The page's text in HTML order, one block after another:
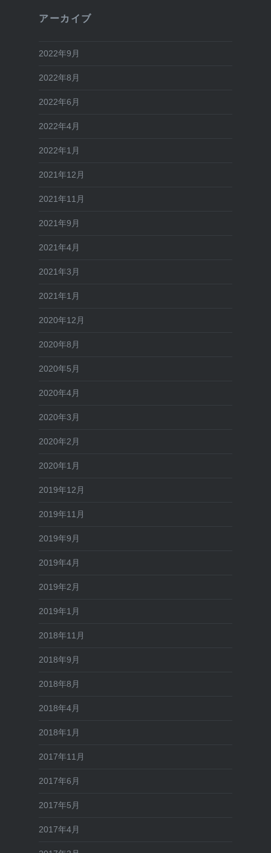
アーカイブ
2022年9月
2022年8月
2022年6月
2022年4月
2022年1月
2021年12月
2021年11月
2021年9月
2021年4月
2021年3月
2021年1月
2020年12月
2020年8月
2020年5月
2020年4月
2020年3月
2020年2月
2020年1月
2019年12月
2019年11月
2019年9月
2019年4月
2019年2月
2019年1月
2018年11月
2018年9月
2018年8月
2018年4月
2018年1月
2017年11月
2017年6月
2017年5月
2017年4月